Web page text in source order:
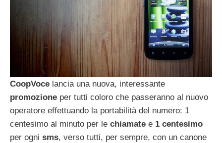
CoopVoce lancia una nuova, interessante
promozione per tutti coloro che passeranno al nuovo
operatore effettuando la portabilità del numero: 1
centesimo al minuto per le chiamate e 1 centesimo
per ogni sms, verso tutti, per sempre, con un canone